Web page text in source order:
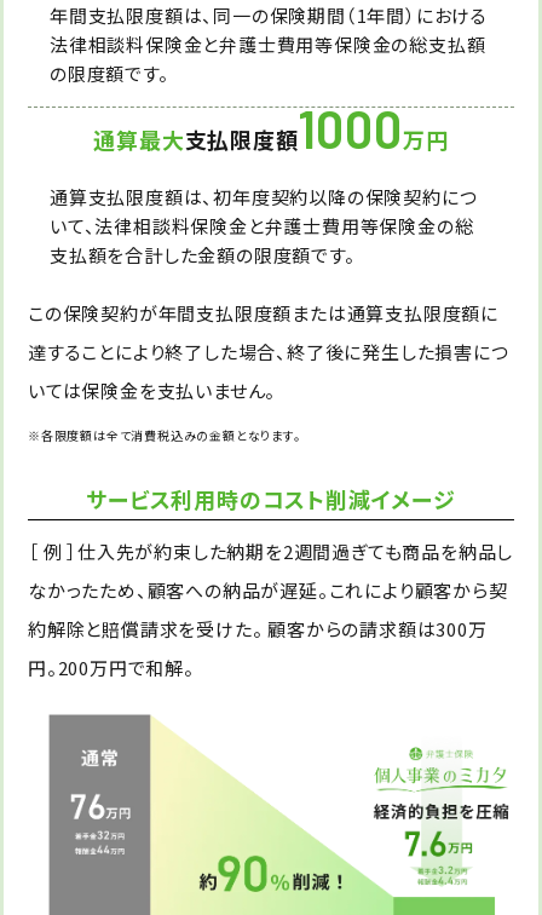
年間支払限度額は、同一の保険期間（1年間）における
法律相談料保険金と弁護士費用等保険金の総支払額
の限度額です。
通算最大支払限度額1000万円
通算支払限度額は、初年度契約以降の保険契約につ
いて、法律相談料保険金と弁護士費用等保険金の総
支払額を合計した金額の限度額です。
この保険契約が年間支払限度額または通算支払限度額に
達することにより終了した場合、終了後に発生した損害につ
いては保険金を支払いません。
※各限度額は全て消費税込みの金額となります。
サービス利用時のコスト削減イメージ
［ 例 ］仕入先が約束した納期を2週間過ぎても商品を納品し
なかったため、顧客への納品が遅延。これにより顧客から契
約解除と賠償請求を受けた。 顧客からの請求額は300万
円。200万円で和解。